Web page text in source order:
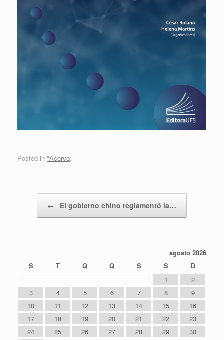
Posted in *Acervo.
← El gobierno chino reglamentó la…
agosto 2026
S
T Q Q S S
D
1
2
3
4 5 6 7 8
9
10
11 12 13 14 15
16
17
18 19 20 21 22
23
24
25 26 27 28 29
30